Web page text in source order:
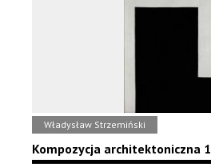
Władysław Strzemiński
Kompozycja architektoniczna 1